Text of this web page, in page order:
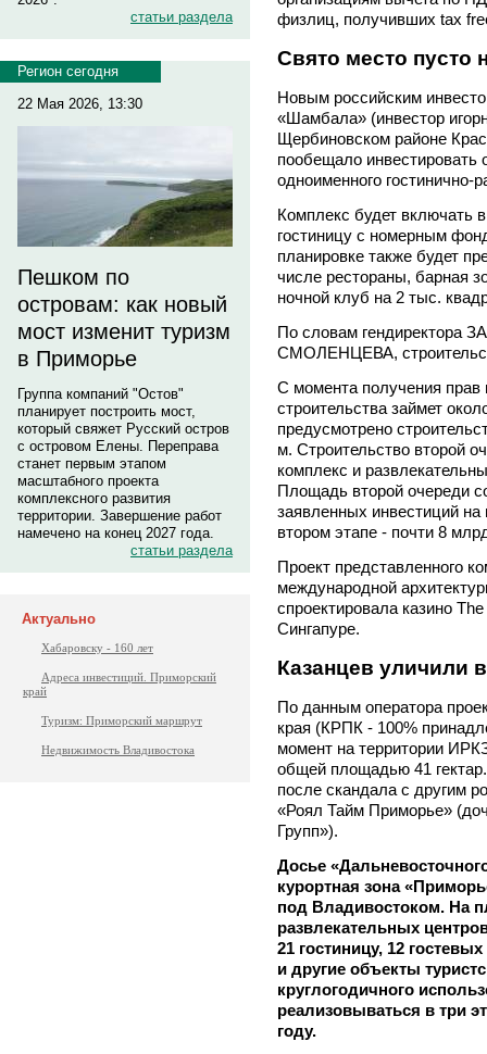
статьи раздела
Регион сегодня
22 Мая 2026, 13:30
Пешком по
островам: как новый
мост изменит туризм
в Приморье
Группа компаний "Остов"
планирует построить мост,
который свяжет Русский остров
с островом Елены. Переправа
станет первым этапом
масштабного проекта
комплексного развития
территории. Завершение работ
намечено на конец 2027 года.
статьи раздела
Актуально
Хабаровску - 160 лет
Адреса инвестиций. Приморский
край
Туризм: Приморский маршрут
Недвижимость Владивостока
физлиц, получивших tax
Свято место пусто
Новым российским
«Шамбала» (инвестор
Щербиновском районе
пообещало инвестировать
одноименного гостинично-
Комплекс будет включать
гостиницу с номерным
планировке также будет
числе рестораны, барная
ночной клуб на 2 тыс.
По словам гендиректора
СМОЛЕНЦЕВА,
С момента получения прав
строительства займет
предусмотрено
м. Строительство второй
комплекс и
Площадь второй очереди
заявленных инвестиций
втором этапе - почти 8
Проект представленного
международной
спроектировала казино
Сингапуре.
Казанцев уличили
По данным оператора
края (КРПК - 100%
момент на территории
общей площадью 41
после скандала с другим
«Роял Тайм Приморье»
Групп»).
Досье
курортная зона
под Владивостоком. На
развлекательных
21 гостиницу, 12
и другие объекты
круглогодичного
реализовываться в три
году.